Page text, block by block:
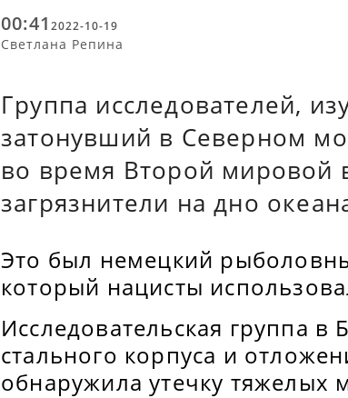
00:41 2022-10-19
Светлана Репина
Группа исследователей,
затонувший в Северном
во время Второй мировой
загрязнители на дно
Это был немецкий
который нацисты
Исследовательская группа
стального корпуса и
обнаружила утечку тяжелых